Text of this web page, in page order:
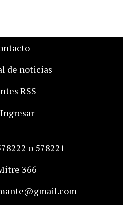
de noticias
RSS
Ingresar
o 578221
366